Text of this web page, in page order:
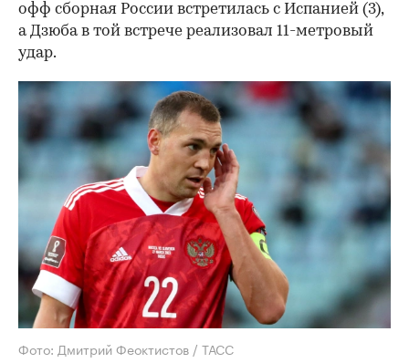
офф сборная России встретилась с Испанией (3),
а Дзюба в той встрече реализовал 11-метровый
удар.
Фото: Дмитрий Феоктистов / ТАСС